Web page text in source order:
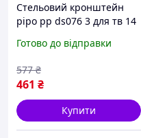
Стельовий кронштейн
pipo pp ds076 3 для тв 14
нахилу 15 градусів
Готово до відправки
461 ₴
577 ₴
Купити